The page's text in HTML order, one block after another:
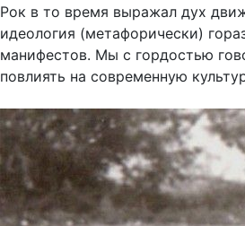
Рок в то время выражал дух
идеология (метафорически)
манифестов. Мы с гордостью
повлиять на современную